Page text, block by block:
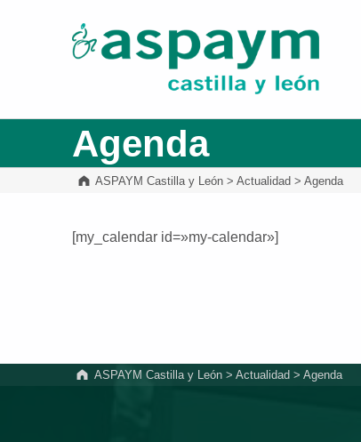
ASPAYM Castilla y León
Agenda
ASPAYM Castilla y León >Actualidad >Agenda
[my_calendar id=»my-calendar»]
ASPAYM Castilla y León> Actualidad > Agenda